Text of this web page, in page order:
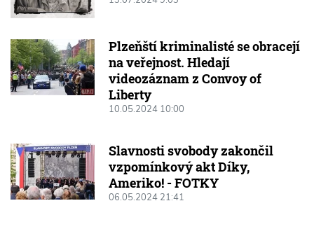
Plzeňští kriminalisté se obracejí
na veřejnost. Hledají
videozáznam z Convoy of
Liberty
10.05.2024 10:00
Slavnosti svobody zakončil
vzpomínkový akt Díky,
Ameriko! - FOTKY
06.05.2024 21:41